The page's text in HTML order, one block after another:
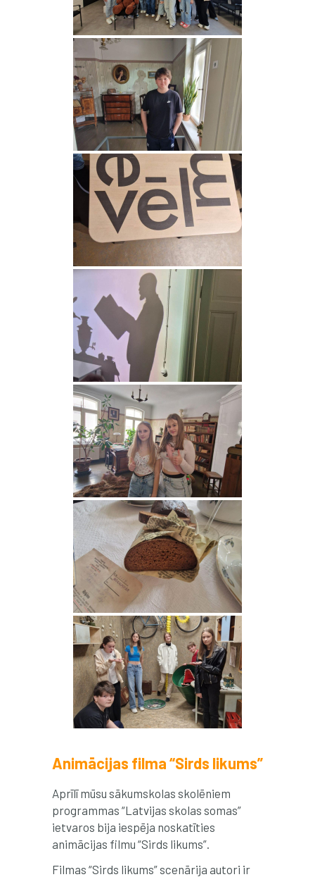
Animācijas filma “Sirds likums”
Aprīlī mūsu sākumskolas skolēniem
programmas “Latvijas skolas somas”
ietvaros bija iespēja noskatīties
animācijas filmu “Sirds likums”.
Filmas “Sirds likums” scenārija autori ir